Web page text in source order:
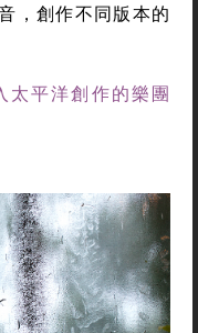
，創作不同版本的
太平洋創作的樂團